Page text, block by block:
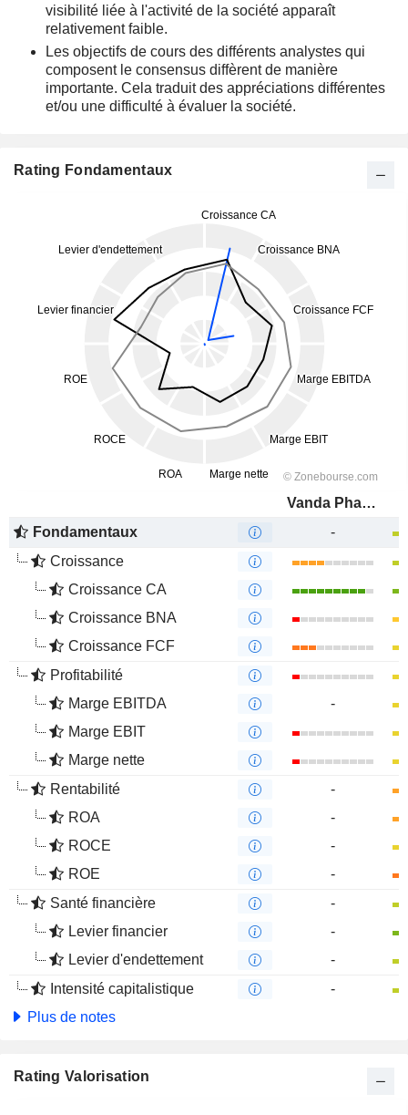
visibilité liée à l'activité de la société apparaît
relativement faible.
Les objectifs de cours des différents analystes qui
composent le consensus diffèrent de manière
importante. Cela traduit des appréciations différentes
et/ou une difficulté à évaluer la société.
Rating Fondamentaux
Vanda Pharmaceuticals Inc.
Fondamentaux
-
Croissance
Croissance CA
Croissance BNA
Croissance FCF
Profitabilité
Marge EBITDA
-
Marge EBIT
Marge nette
Rentabilité
-
ROA
-
ROCE
-
ROE
-
Santé financière
-
Levier financier
-
Levier d'endettement
-
Intensité capitalistique
-
Plus de notes
Rating Valorisation